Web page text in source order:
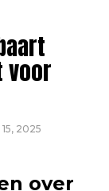
voor
2025
over